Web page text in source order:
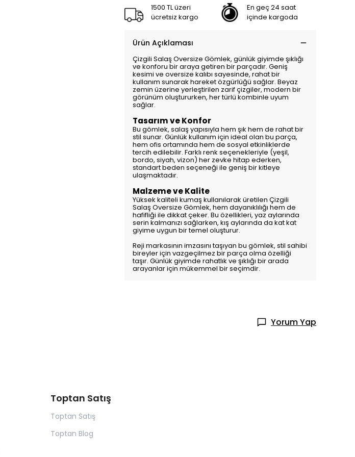
1500 TL üzeri
ücretsiz kargo
En geç 24 saat
içinde kargoda
Ürün Açıklaması
Çizgili Salaş Oversize Gömlek, günlük giyimde şıklığı
ve konforu bir araya getiren bir parçadır. Geniş
kesimi ve oversize kalıbı sayesinde, rahat bir
kullanım sunarak hareket özgürlüğü sağlar. Beyaz
zemin üzerine yerleştirilen zarif çizgiler, modern bir
görünüm oluştururken, her türlü kombinle uyum
sağlar.
Tasarım ve Konfor
Bu gömlek, salaş yapısıyla hem şık hem de rahat bir
stil sunar. Günlük kullanım için ideal olan bu parça,
hem ofis ortamında hem de sosyal etkinliklerde
tercih edilebilir. Farklı renk seçenekleriyle (yeşil,
bordo, siyah, vizon) her zevke hitap ederken,
standart beden seçeneği ile geniş bir kitleye
ulaşmaktadır.
Malzeme ve Kalite
Yüksek kaliteli kumaş kullanılarak üretilen Çizgili
Salaş Oversize Gömlek, hem dayanıklılığı hem de
hafifliği ile dikkat çeker. Bu özellikleri, yaz aylarında
serin kalmanızı sağlarken, kış aylarında da kat kat
giyime uygun bir temel oluşturur.
Reji markasının imzasını taşıyan bu gömlek, stil sahibi
bireyler için vazgeçilmez bir parça olma özelliği
taşır. Günlük giyimde rahatlık ve şıklığı bir arada
arayanlar için mükemmel bir seçimdir.
Yorum Yap
Toptan Satış
Toptan Satış
Toptan Blog